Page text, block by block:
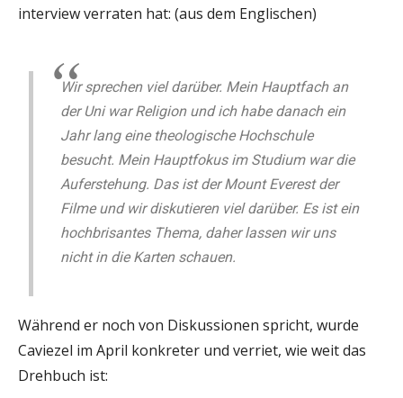
interview verraten hat: (aus dem Englischen)
Wir sprechen viel darüber. Mein Hauptfach an
der Uni war Religion und ich habe danach ein
Jahr lang eine theologische Hochschule
besucht. Mein Hauptfokus im Studium war die
Auferstehung. Das ist der Mount Everest der
Filme und wir diskutieren viel darüber. Es ist ein
hochbrisantes Thema, daher lassen wir uns
nicht in die Karten schauen.
Während er noch von Diskussionen spricht, wurde
Caviezel im April konkreter und verriet, wie weit das
Drehbuch ist: